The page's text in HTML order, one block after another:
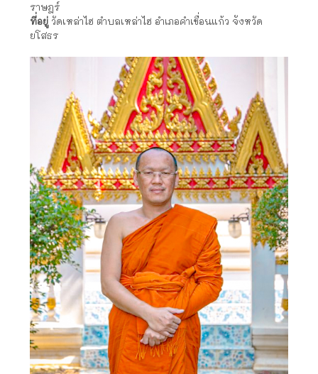
ราษฎร์
ที่อยู่ วัดเหล่าไฮ ตำบลเหล่าไฮ อำเภอคำเขื่อนแก้ว จังหวัด
ยโสธร